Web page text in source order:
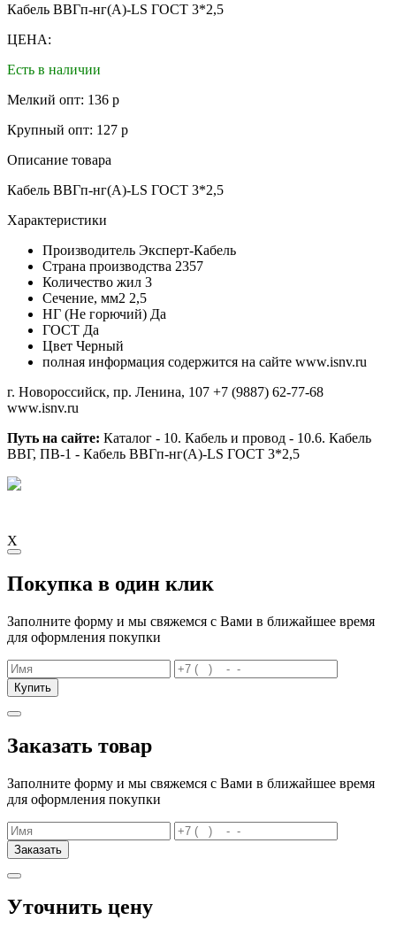
Кабель ВВГп-нг(А)-LS ГОСТ 3*2,5
ЦЕНА:
Есть в наличии
Мелкий опт: 136 р
Крупный опт: 127 р
Описание товара
Кабель ВВГп-нг(А)-LS ГОСТ 3*2,5
Характеристики
Производитель Эксперт-Кабель
Страна производства 2357
Количество жил 3
Сечение, мм2 2,5
НГ (Не горючий) Да
ГОСТ Да
Цвет Черный
полная информация содержится на сайте www.isnv.ru
г. Новороссийск, пр. Ленина, 107 +7 (9887) 62-77-68
www.isnv.ru
Путь на сайте: Каталог - 10. Кабель и провод - 10.6. Кабель
ВВГ, ПВ-1 - Кабель ВВГп-нг(А)-LS ГОСТ 3*2,5
X
Покупка в один клик
Заполните форму и мы свяжемся с Вами в ближайшее время
для оформления покупки
Купить
Заказать товар
Заполните форму и мы свяжемся с Вами в ближайшее время
для оформления покупки
Заказать
Уточнить цену